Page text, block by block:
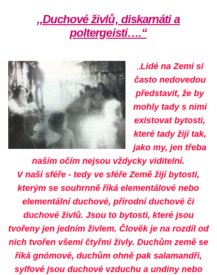
,,Duchové živlů, diskarnáti a
poltergeisti….“
,,Lidé na Zemi si
často nedovedou
představit, že by
mohly tady s nimi
existovat bytosti,
které tady žijí tak,
jako my, jen třeba
naším očím nejsou vždycky viditelní.
V naší sféře - tedy ve sféře Země žijí bytosti,
kterým se souhrnně říká elementálové nebo
elementální duchové, přírodní duchové či
duchové živlů. Jsou to bytosti, které jsou
tvořeny jen jedním živlem. Člověk je na rozdíl od
nich tvořen všemi čtyřmi živly. Duchům země se
říká gnómové, duchům ohně pak salamandři,
sylfové jsou duchové vzduchu a undiny nebo